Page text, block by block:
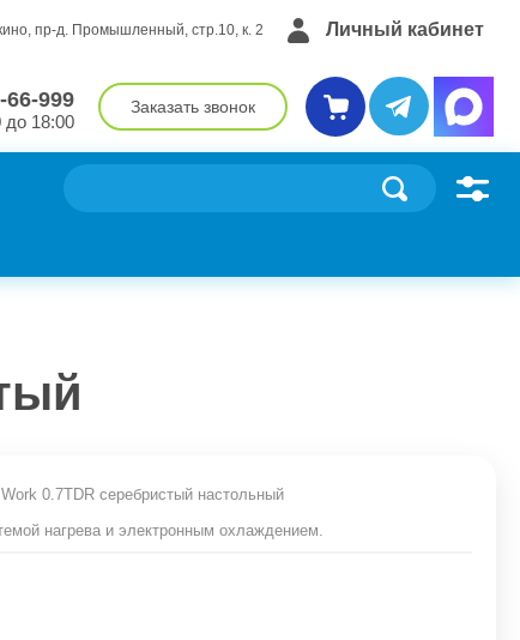
пр-д. Промышленный, стр.10, к. 2 Личный кабинет
66-999
до 18:00
Заказать звонок
0.7TDR серебристый настольный
нагрева и электронным охлаждением.